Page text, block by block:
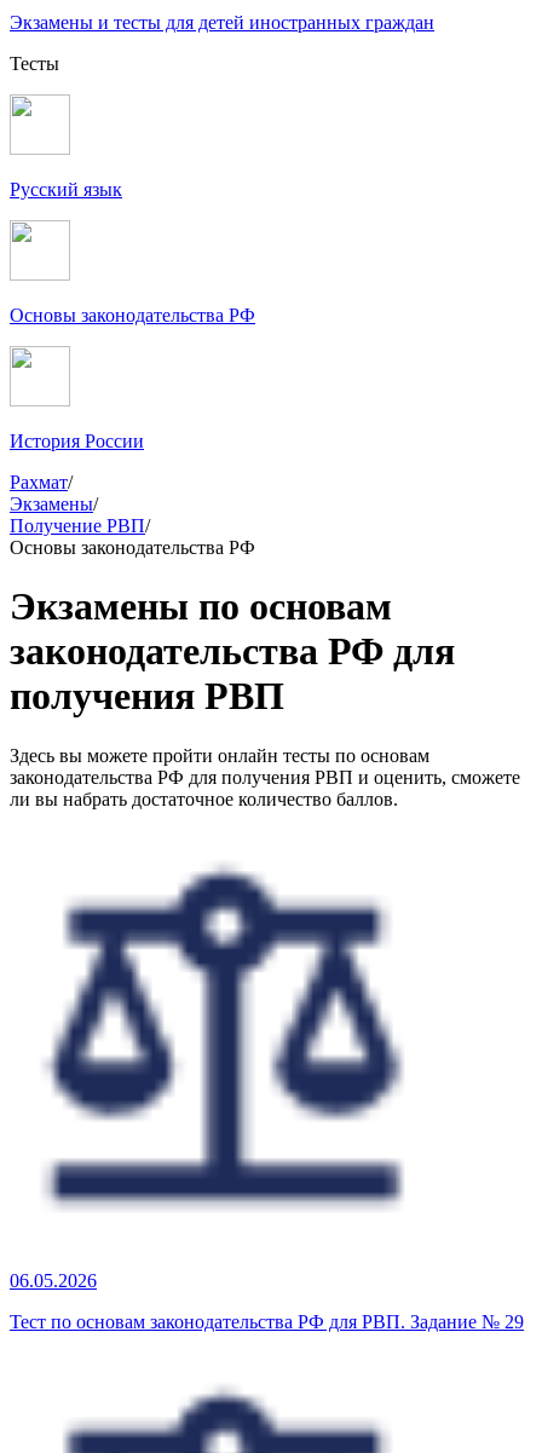
Экзамены и тесты для детей иностранных граждан
Тесты
Русский язык
Основы законодательства РФ
История России
Рахмат/
Экзамены/
Получение РВП/
Основы законодательства РФ
Экзамены по основам
законодательства РФ для
получения РВП
Здесь вы можете пройти онлайн тесты по основам
законодательства РФ для получения РВП и оценить, сможете
ли вы набрать достаточное количество баллов.
06.05.2026
Тест по основам законодательства РФ для РВП. Задание № 29